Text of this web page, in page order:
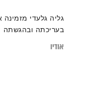
גליה גלעדי
בעריכתה ובהגשתה
אודיו